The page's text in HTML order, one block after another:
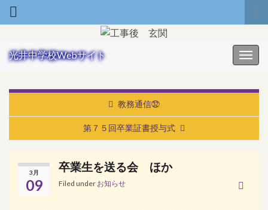
Search for:
光井中学校Webサイト
教務通信㉜
第７５回卒業証書授与式
3月
09
卒業生を送る会 ほか
Filed under お知らせ